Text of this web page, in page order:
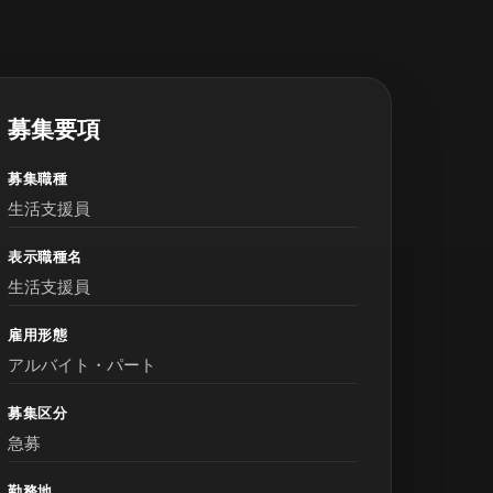
募集要項
募集職種
生活支援員
表示職種名
生活支援員
雇用形態
アルバイト・パート
募集区分
急募